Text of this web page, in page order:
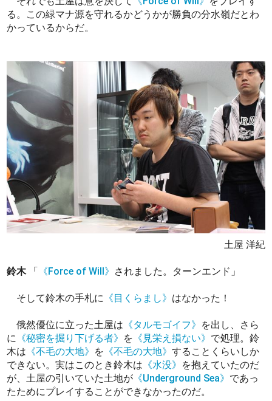
る。この緑マナ源を守れるかどうかが勝負の分水嶺だとわ
かっているからだ。
土屋 洋紀
鈴木 「 《Force of Will》 されました。ターンエンド」
そして鈴木の手札に 《目くらまし》 はなかった！
俄然優位に立った土屋は 《タルモゴイフ》 を出し、さら
に 《秘密を掘り下げる者》 を 《見栄え損ない》 で処理。鈴
木は 《不毛の大地》 を 《不毛の大地》することくらいしか
できない。実はこのとき鈴木は 《水没》 を抱えていたのだ
が、土屋の引いていた土地が 《Underground Sea》 であっ
たためにプレイすることができなかったのだ。